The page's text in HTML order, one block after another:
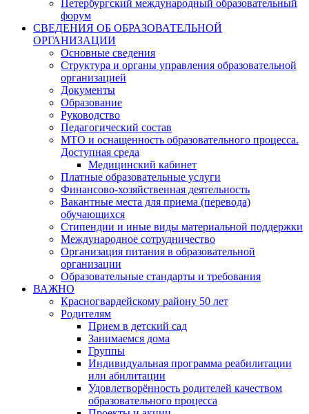
Петербургский международный образовательный
форум
СВЕДЕНИЯ ОБ ОБРАЗОВАТЕЛЬНОЙ
ОРГАНИЗАЦИИ
Основные сведения
Структура и органы управления образовательной
организацией
Документы
Образование
Руководство
Педагогический состав
МТО и оснащенность образовательного процесса.
Доступная среда
Медицинский кабинет
Платные образовательные услуги
Финансово-хозяйственная деятельность
Вакантные места для приема (перевода)
обучающихся
Стипендии и иные виды материальной поддержки
Международное сотрудничество
Организация питания в образовательной
организации
Образовательные стандарты и требования
ВАЖНО
Красногвардейскому району 50 лет
Родителям
Прием в детский сад
Занимаемся дома
Группы
Индивидуальная программа реабилитации
или абилитации
Удовлетворённость родителей качеством
образовательного процесса